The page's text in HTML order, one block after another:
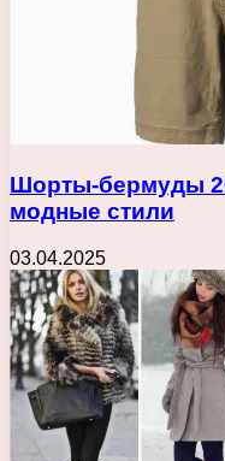
Шорты-бермуды
модные стили
03.04.2025